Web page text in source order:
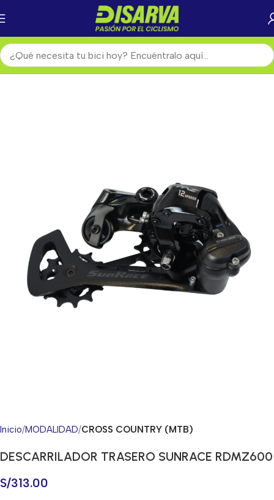
Inicio MODALIDAD CROSS COUNTRY (MTB)
DESCARRILADOR TRASERO SUNRACE RDMZ600
S/313.00